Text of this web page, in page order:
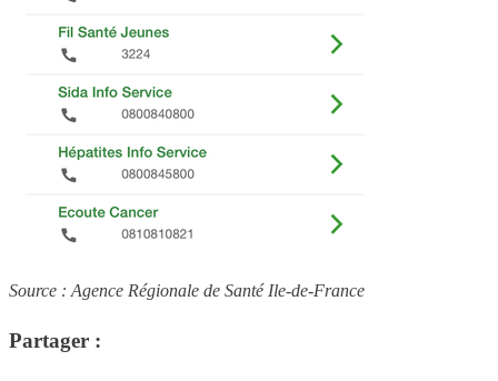
Source : Agence Régionale de Santé Ile-de-France
Partager :